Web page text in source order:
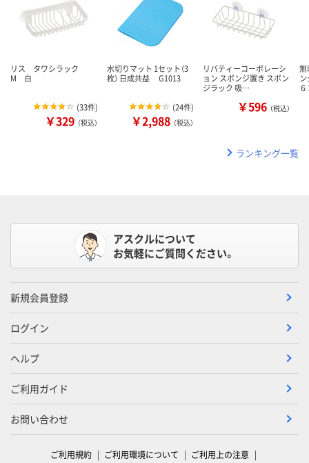
リス タワシラック
M 白
(33件)
￥329 （税込）
水切りマット 1セット（3
枚） 日成共益 G1013
(24件)
￥2,988 （税込）
リバティーコーポレーシ
ョン スポンジ置き スポン
ジラック 吸…
￥596 （税込）
無
ランキング一覧
アスクルについて
お気軽にご質問ください。
新規会員登録
ログイン
ヘルプ
ご利用ガイド
お問い合わせ
ご利用規約 ご利用環境について ご利用上の注意